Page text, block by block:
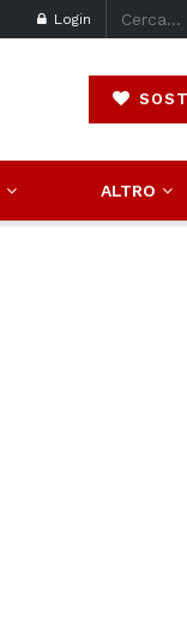
Login
ALTRO